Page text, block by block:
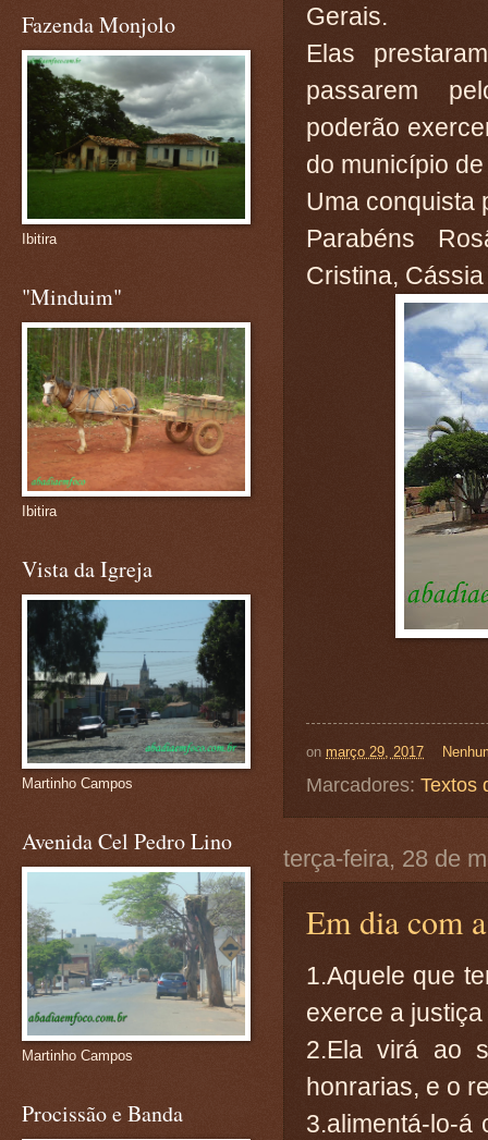
Gerais.
Elas
passarem
poderão
do município
Uma conquista
Parabéns
Cristina,
on março 29, 2017
Marcadores: Textos
terça-feira, 28 de
Em dia com
1.Aquele que
exerce a
2.Ela virá ao
honrarias, e o
3.alimentá-lo-á
Fazenda Monjolo
Ibitira
"Minduim"
Ibitira
Vista da Igreja
Martinho Campos
Avenida Cel Pedro Lino
Martinho Campos
Procissão e Banda